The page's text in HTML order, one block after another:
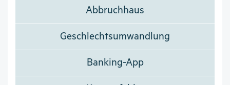
Abbruchhaus
Geschlechtsumwandlung
Banking-App